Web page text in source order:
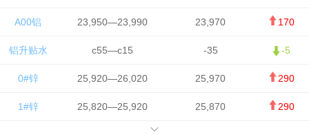
A00铝 23,950—23,990 23,970 170
铝升贴水 c55—c15 -35 -5
0#锌 25,920—26,020 25,970 290
1#锌 25,820—25,920 25,870 290